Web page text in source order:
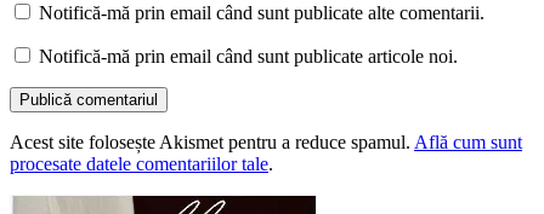
Notifică-mă prin email când sunt publicate alte comentarii.
Notifică-mă prin email când sunt publicate articole noi.
Acest site folosește Akismet pentru a reduce spamul. Află cum sunt
procesate datele comentariilor tale.